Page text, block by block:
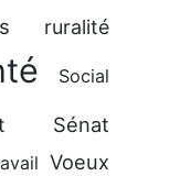
ruralité
Social
Sénat
Voeux